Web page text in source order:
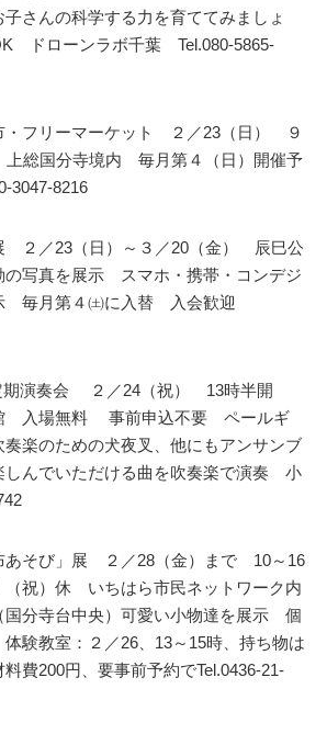
さんの科学する力を育ててみましょ
ドローンラボ千葉 Tel.080-5865-
・フリーマーケット ２／23（日） ９
総国分寺境内 毎月第４（日）開催予
8216
２／23（日）～３／20（金） 辰巳公
写真を展示 スマホ・携帯・コンデジ
毎月第４㈯に入替 入会歓迎
期演奏会 ２／24（祝） 13時半開
入場無料 事前申込不要 ペールギ
奏楽のための犬夜叉、他にもアンサンブ
んでいただける曲を吹奏楽で演奏 小
あそび」展 ２／28（金）まで 10～16
祝）休 いちはら市民ネットワーク内
国分寺台中央）可愛い小物達を展示 個
験教室：２／26、13～15時、持ち物は
費200円、要事前予約でTel.0436-21-